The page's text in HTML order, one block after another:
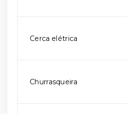
Cerca elétrica
Churrasqueira